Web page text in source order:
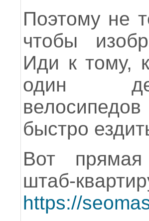
Поэтому не
чтобы
Иди к тому,
один
быстро
Вот
штаб-
https://